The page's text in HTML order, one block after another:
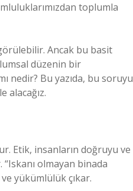
toplumla
Ancak bu basit
düzenin bir
nedir? Bu yazıda, bu soruyu
alacağız.
Etik, insanların doğruyu ve
olmayan binada
yükümlülük çıkar.